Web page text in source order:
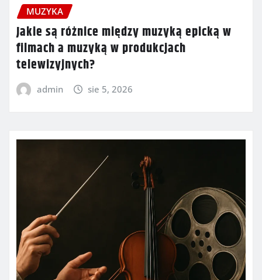
MUZYKA
Jakie są różnice między muzyką epicką w
filmach a muzyką w produkcjach
telewizyjnych?
admin sie 5, 2026